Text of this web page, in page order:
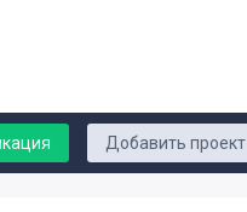
Добавить проект